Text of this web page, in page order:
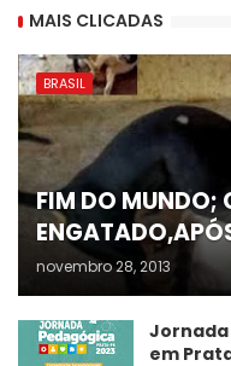
MAIS CLICADAS
BRASIL
FIM DO MUNDO;
novembro 28, 2013
Jornada
em